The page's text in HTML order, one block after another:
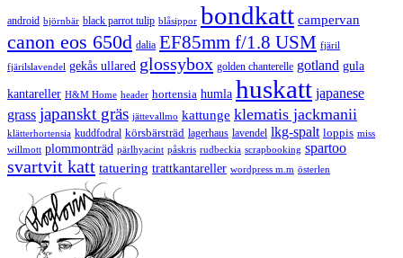
android björnbär black parrot tulip blåsippor bondkatt campervan
canon eos 650d dalia EF85mm f/1.8 USM fjäril
fjärilslavendel gekås ullared glossybox golden chanterelle gotland gula
kantareller H&M Home header hortensia humla huskatt japanese
grass japanskt gräs jättevallmo kattunge klematis jackmanii
klätterhortensia kuddfodral körsbärsträd lagerhaus lavendel lkg-spalt loppis miss
willmott plommonträd pärlhyacint påskris rudbeckia scrapbooking spartoo
svartvit katt tatuering trattkantareller wordpress m.m österlen